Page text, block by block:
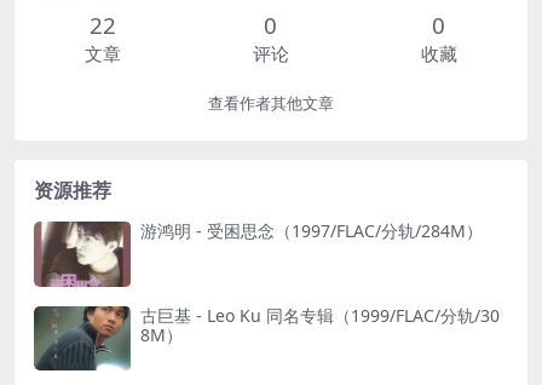
22
文章
0
评论
0
收藏
查看作者其他文章
资源推荐
游鸿明 - 受困思念（1997/FLAC/分轨/284M）
古巨基 - Leo Ku 同名专辑（1999/FLAC/分轨/30
8M）